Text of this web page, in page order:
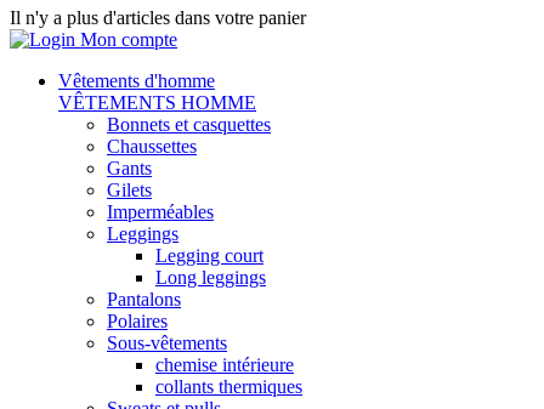
Il n'y a plus d'articles dans votre panier
Mon compte
Vêtements d'homme
VÊTEMENTS HOMME
Bonnets et casquettes
Chaussettes
Gants
Gilets
Imperméables
Leggings
Legging court
Long leggings
Pantalons
Polaires
Sous-vêtements
chemise intérieure
collants thermiques